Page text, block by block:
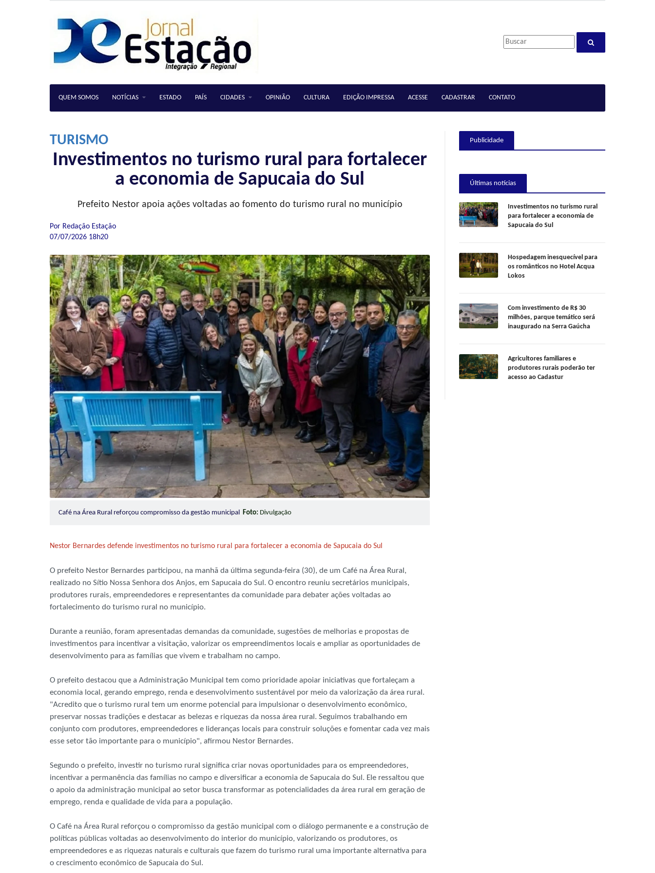
QUEM SOMOS NOTÍCIAS ESTADO PAÍS CIDADES OPINIÃO CULTURA EDIÇÃO IMPRESSA ACESSE CADASTRAR CONTATO
TURISMO
Investimentos no turismo rural para fortalecer
a economia de Sapucaia do Sul
Prefeito Nestor apoia ações voltadas ao fomento do turismo rural no município
Por Redação Estação
07/07/2026 18h20
Café na Área Rural reforçou compromisso da gestão municipal Foto: Divulgação
Nestor Bernardes defende investimentos no turismo rural para fortalecer a economia de Sapucaia do Sul
O prefeito Nestor Bernardes participou, na manhã da última segunda-feira (30), de um Café na Área Rural,
realizado no Sítio Nossa Senhora dos Anjos, em Sapucaia do Sul. O encontro reuniu secretários municipais,
produtores rurais, empreendedores e representantes da comunidade para debater ações voltadas ao
fortalecimento do turismo rural no município.
Durante a reunião, foram apresentadas demandas da comunidade, sugestões de melhorias e propostas de
investimentos para incentivar a visitação, valorizar os empreendimentos locais e ampliar as oportunidades de
desenvolvimento para as famílias que vivem e trabalham no campo.
O prefeito destacou que a Administração Municipal tem como prioridade apoiar iniciativas que fortaleçam a
economia local, gerando emprego, renda e desenvolvimento sustentável por meio da valorização da área rural.
"Acredito que o turismo rural tem um enorme potencial para impulsionar o desenvolvimento econômico,
preservar nossas tradições e destacar as belezas e riquezas da nossa área rural. Seguimos trabalhando em
conjunto com produtores, empreendedores e lideranças locais para construir soluções e fomentar cada vez mais
esse setor tão importante para o município", afirmou Nestor Bernardes.
Segundo o prefeito, investir no turismo rural significa criar novas oportunidades para os empreendedores,
incentivar a permanência das famílias no campo e diversificar a economia de Sapucaia do Sul. Ele ressaltou que
o apoio da administração municipal ao setor busca transformar as potencialidades da área rural em geração de
emprego, renda e qualidade de vida para a população.
O Café na Área Rural reforçou o compromisso da gestão municipal com o diálogo permanente e a construção de
políticas públicas voltadas ao desenvolvimento do interior do município, valorizando os produtores, os
empreendedores e as riquezas naturais e culturais que fazem do turismo rural uma importante alternativa para
o crescimento econômico de Sapucaia do Sul.
Publicidade
Últimas notícias
Investimentos no turismo rural
para fortalecer a economia de
Sapucaia do Sul
Hospedagem inesquecível para
os românticos no Hotel Acqua
Lokos
Com investimento de R$ 30
milhões, parque temático será
inaugurado na Serra Gaúcha
Agricultores familiares e
produtores rurais poderão ter
acesso ao Cadastur